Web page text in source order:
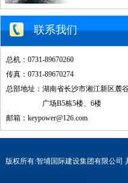
联系我们
总机：0731-89670260
传真：0731-89670274
总部地址：湖南省长沙市湘江新区麓
广场B5栋5楼、6楼
邮箱：keypower@126.com
版权所有:智埔国际建设集团有限公